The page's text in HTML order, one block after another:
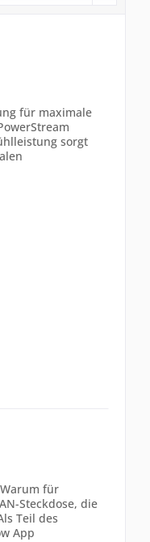
für maximale
sorgt
für
Steckdose, die
Teil des
App